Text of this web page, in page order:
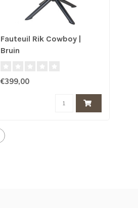
Fauteuil Rik Cowboy |
Bruin
€399,00